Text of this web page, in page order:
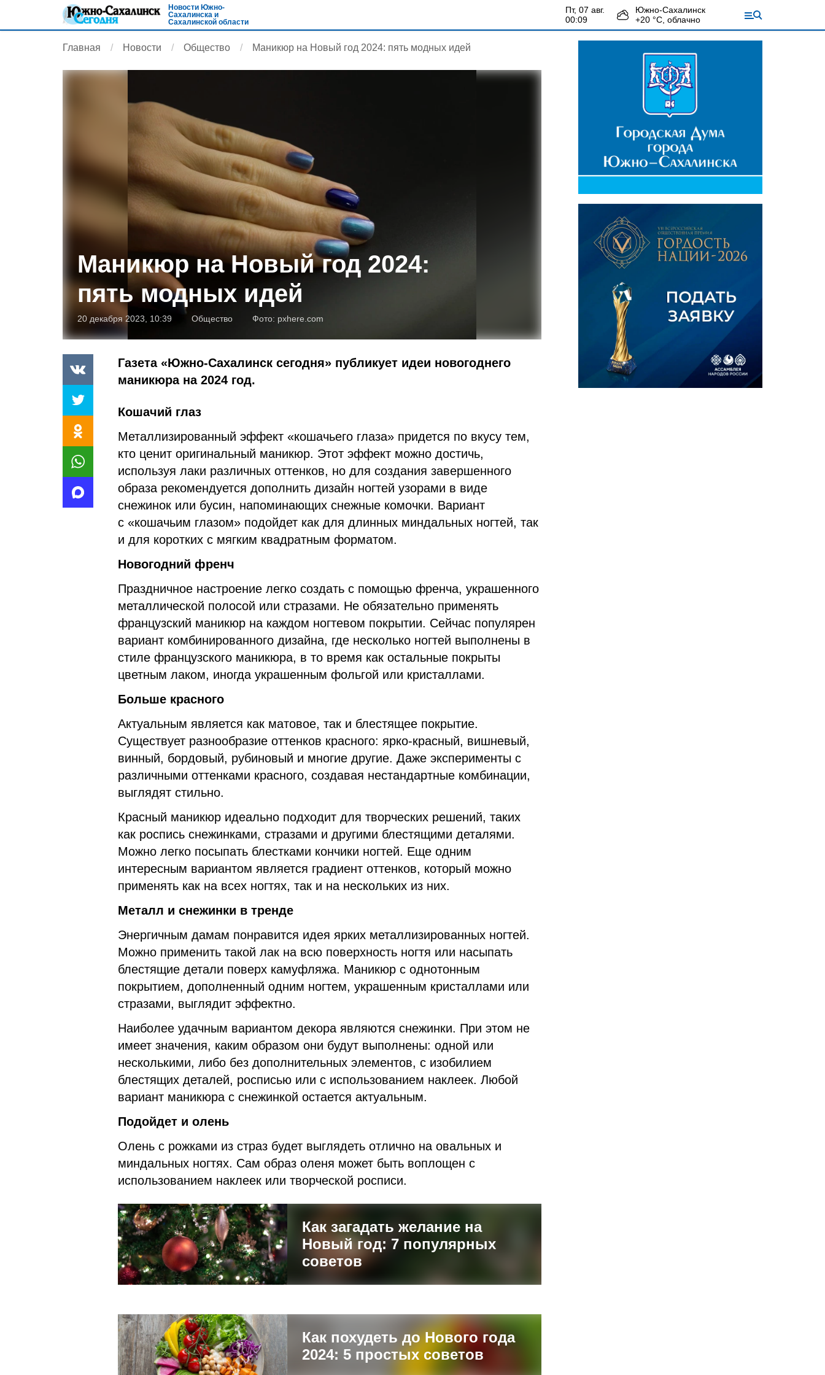
Новости Южно-
Сахалинска и
Сахалинской области
пт, 07 авг.
00:09
Южно-Сахалинск
+20 °С, облачно
Главная Новости Общество Маникюр на Новый год 2024: пять модных идей
Маникюр на Новый год 2024:
пять модных идей
20 декабря 2023, 10:39 Общество Фото: pxhere.com
Газета «Южно-Сахалинск сегодня» публикует идеи новогоднего
маникюра на 2024 год.
Кошачий глаз
Металлизированный эффект «кошачьего глаза» придется по вкусу тем,
кто ценит оригинальный маникюр. Этот эффект можно достичь,
используя лаки различных оттенков, но для создания завершенного
образа рекомендуется дополнить дизайн ногтей узорами в виде
снежинок или бусин, напоминающих снежные комочки. Вариант
с «кошачьим глазом» подойдет как для длинных миндальных ногтей, так
и для коротких с мягким квадратным форматом.
Новогодний френч
Праздничное настроение легко создать с помощью френча, украшенного
металлической полосой или стразами. Не обязательно применять
французский маникюр на каждом ногтевом покрытии. Сейчас популярен
вариант комбинированного дизайна, где несколько ногтей выполнены в
стиле французского маникюра, в то время как остальные покрыты
цветным лаком, иногда украшенным фольгой или кристаллами.
Больше красного
Актуальным является как матовое, так и блестящее покрытие.
Существует разнообразие оттенков красного: ярко-красный, вишневый,
винный, бордовый, рубиновый и многие другие. Даже эксперименты с
различными оттенками красного, создавая нестандартные комбинации,
выглядят стильно.
Красный маникюр идеально подходит для творческих решений, таких
как роспись снежинками, стразами и другими блестящими деталями.
Можно легко посыпать блестками кончики ногтей. Еще одним
интересным вариантом является градиент оттенков, который можно
применять как на всех ногтях, так и на нескольких из них.
Металл и снежинки в тренде
Энергичным дамам понравится идея ярких металлизированных ногтей.
Можно применить такой лак на всю поверхность ногтя или насыпать
блестящие детали поверх камуфляжа. Маникюр с однотонным
покрытием, дополненный одним ногтем, украшенным кристаллами или
стразами, выглядит эффектно.
Наиболее удачным вариантом декора являются снежинки. При этом не
имеет значения, каким образом они будут выполнены: одной или
несколькими, либо без дополнительных элементов, с изобилием
блестящих деталей, росписью или с использованием наклеек. Любой
вариант маникюра с снежинкой остается актуальным.
Подойдет и олень
Олень с рожками из страз будет выглядеть отлично на овальных и
миндальных ногтях. Сам образ оленя может быть воплощен с
использованием наклеек или творческой росписи.
Как загадать желание на
Новый год: 7 популярных
советов
Как похудеть до Нового года
2024: 5 простых советов